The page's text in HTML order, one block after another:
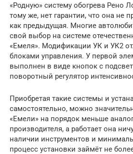
«Родную» систему обогрева Рено
тому же, нет гарантии, что она не
как предыдущая. Многие
свой выбор на системе
«Емеля». Модификации УК и УК2
блоками управления. У первой
выполнен в виде кнопок с
поворотный регулятор
Приобретая такие системы и
самостоятельно, можно
«Емели» на порядок меньше
производителя, а работает она
наличии инструментов и
процесс установки займёт не